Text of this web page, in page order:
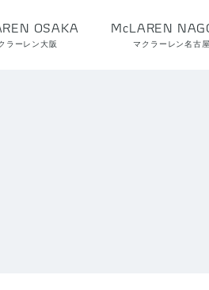
OSAKA
ラーレン大阪
McLAREN
マクラーレン名古屋